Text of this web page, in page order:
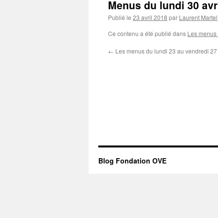
Menus du lundi 30
Publié le 23 avril 2018 par Laurent Martel
Ce contenu a été publié dans Les
← Les menus du lundi 23 au vendredi
Blog Fondation OVE